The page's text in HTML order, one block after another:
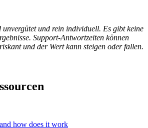
unvergütet und rein individuell. Es gibt keine
Support-Antwortzeiten können
und der Wert kann steigen oder fallen.